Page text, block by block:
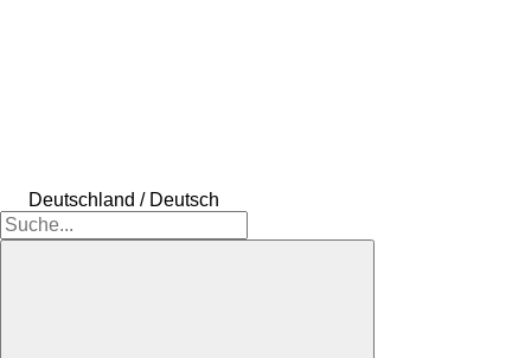
Deutschland / Deutsch